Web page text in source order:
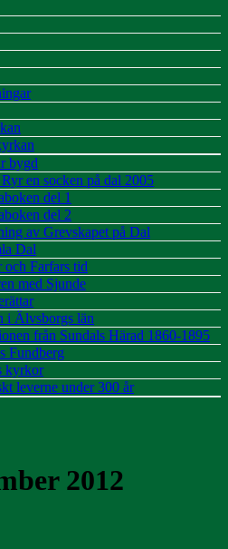
bygd
en socken på dal 2005
del 1
del 2
av Grevskapet på Dal
Dal
och Farfars tid
med Sjunde
i Älvsborgs län
från Sundals Härad 1860-1895
Fundberg
kyrkor
leverne under 300 år
2012